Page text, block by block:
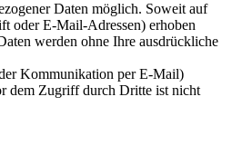
Daten möglich. Soweit auf
oder E-Mail-Adressen) erhoben
werden ohne Ihre ausdrückliche
Kommunikation per E-Mail)
dem Zugriff durch Dritte ist nicht